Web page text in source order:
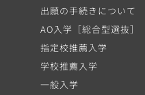
出願の手続きについて
AO入学［総合型選抜］
指定校推薦入学
学校推薦入学
一般入学